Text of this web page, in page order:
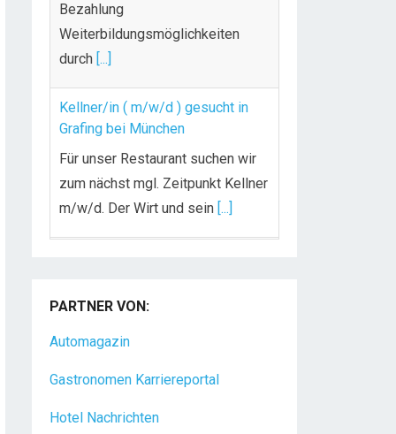
Bezahlung
Weiterbildungsmöglichkeiten
durch [...]
Kellner/in ( m/w/d ) gesucht in
Grafing bei München
Für unser Restaurant suchen wir
zum nächst mgl. Zeitpunkt Kellner
m/w/d. Der Wirt und sein [...]
Dein Arbeitsplatz mit
Urlaubsfeeling Chef de Rang
Leidenschaft und liebst[...]
PARTNER VON:
Automagazin
Gastronomen Karriereportal
Hotel Nachrichten